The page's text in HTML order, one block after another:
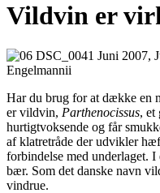
Vildvin er
Har du brug for at dække en
er vildvin, Parthenocissus, et
hurtigtvoksende og får
af klatretråde der udvikler
forbindelse med underlaget.
bær. Som det danske navn
vindrue.